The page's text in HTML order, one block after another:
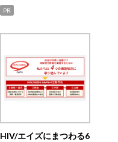
PR
HIV/エイズにまつわる6